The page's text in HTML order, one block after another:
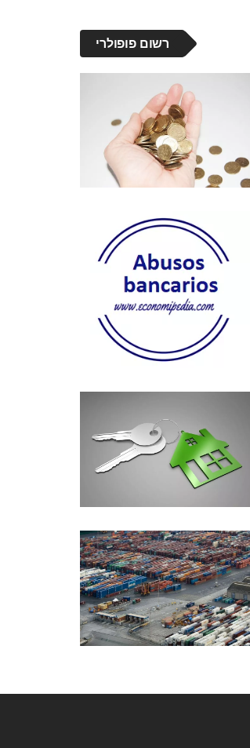
רשום פופולרי